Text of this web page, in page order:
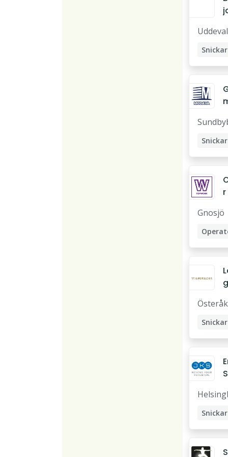
Gnosjö
g
g